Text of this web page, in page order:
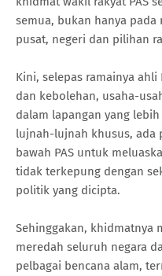
semua, bukan hanya
pusat, negeri dan pilihan
Kini, selepas ramainya
dan kebolehan, usaha-
dalam lapangan yang
lujnah-lujnah khusus, ada
bawah PAS untuk
tidak terkepung dengan
politik yang dicipta.
Sehinggakan, khidmatnya
meredah seluruh negara
pelbagai bencana alam,